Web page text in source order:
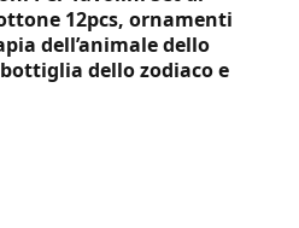
12pcs, ornamenti
dell’animale dello
dello zodiaco e